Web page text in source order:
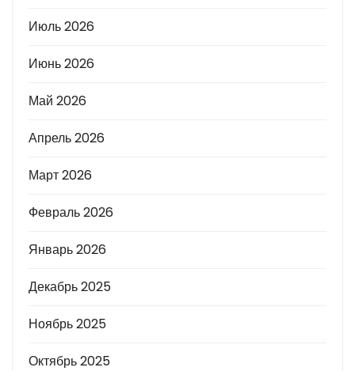
Июль 2026
Июнь 2026
Май 2026
Апрель 2026
Март 2026
Февраль 2026
Январь 2026
Декабрь 2025
Ноябрь 2025
Октябрь 2025